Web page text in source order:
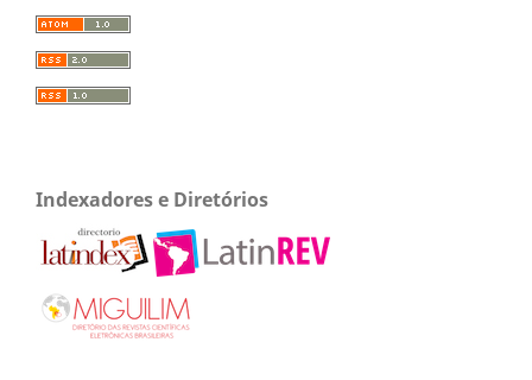
Indexadores e Diretórios